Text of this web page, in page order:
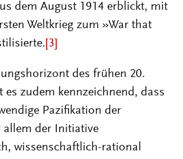
dem August 1914 erblickt, mit
Weltkrieg zum »War that
[3]
des frühen 20.
es zudem kennzeichnend, dass
Pazifikation der
allem der Initiative
wissenschaftlich-rational